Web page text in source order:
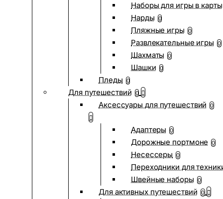
Наборы для игры в карты
Нарды 0
Пляжные игры 0
Развлекательные игры 0
Шахматы 0
Шашки 0
Пледы 0
Для путешествий 0
Аксессуары для путешествий 0
Адаптеры 0
Дорожные портмоне 0
Несессеры 0
Переходники для
Швейные наборы 0
Для активных путешествий 0